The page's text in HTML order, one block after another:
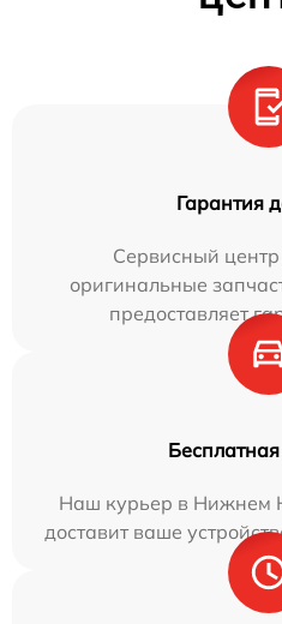
Гарантия
Сервисный
оригинальные
предоставляет
Наш курьер в Нижнем
доставит ваше